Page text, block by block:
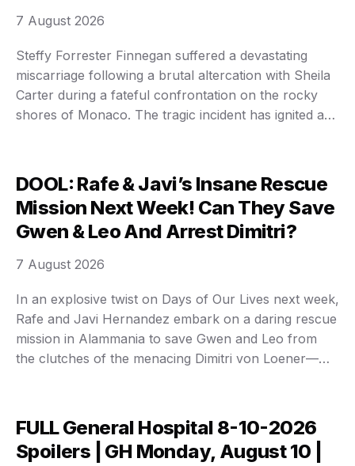
Steffy Forrester Finnegan suffered a devastating
miscarriage following a brutal altercation with Sheila
Carter during a fateful confrontation on the rocky
shores of Monaco. The tragic incident has ignited an
Immediate repercussions are now unfolding. The
idyllic Mediterranean coast of …
7 August 2026
DOOL: Rafe & Javi’s Insane Rescue
Mission Next Week! Can They Save
Gwen & Leo And Arrest Dimitri?
In an explosive twist on Days of Our Lives next week,
Rafe and Javi Hernandez embark on a daring rescue
mission in Alammania to save Gwen and Leo from
the clutches of the menacing Dimitri von Loener—
crisis in Alammania has …
7 August 2026
FULL General Hospital 8-10-2026
Spoilers | GH Monday, August 10 |